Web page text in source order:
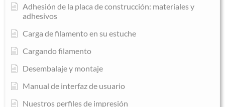
Adhesión de la placa de construcción: materiales y
adhesivos
Carga de filamento en su estuche
Cargando filamento
Desembalaje y montaje
Manual de interfaz de usuario
Nuestros perfiles de impresión